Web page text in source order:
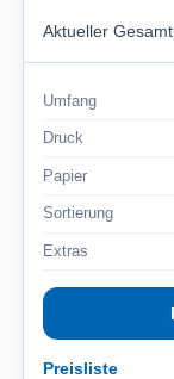
Aktueller
Umfang
Druck
Papier
Sortierung
Extras
Preisliste